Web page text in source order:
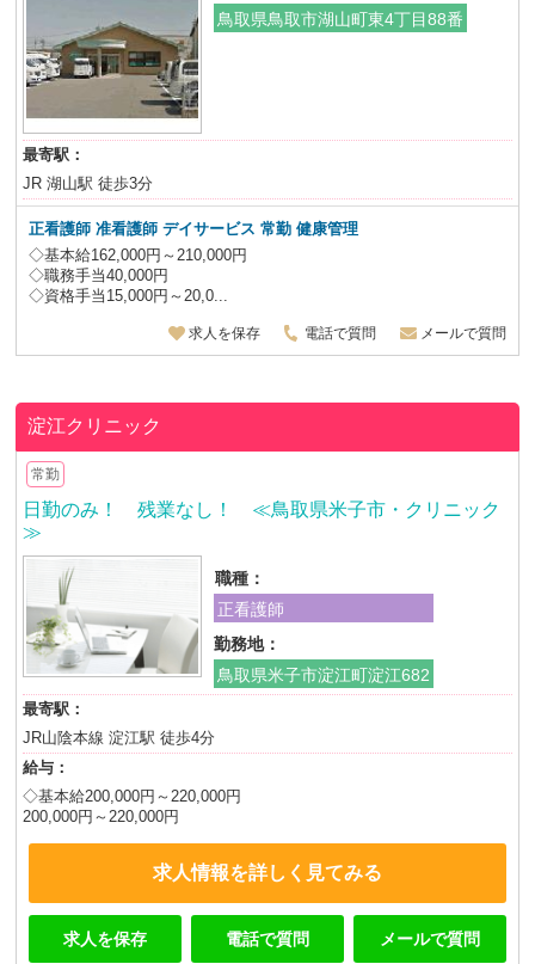
鳥取県鳥取市湖山町東4丁目88番
最寄駅：
JR 湖山駅 徒歩3分
正看護師 准看護師 デイサービス 常勤 健康管理
◇基本給162,000円～210,000円
◇職務手当40,000円
◇資格手当15,000円～20,0...
求人を保存 電話で質問 メールで質問
淀江クリニック
常勤
日勤のみ！ 残業なし！ ≪鳥取県米子市・クリニック
≫
職種：
正看護師
勤務地：
鳥取県米子市淀江町淀江682
最寄駅：
JR山陰本線 淀江駅 徒歩4分
給与：
◇基本給200,000円～220,000円
200,000円～220,000円
求人情報を詳しく見てみる
求人を保存 電話で質問 メールで質問